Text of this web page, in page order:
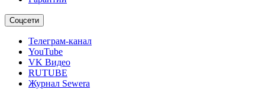
Соцсети
Телеграм-канал
YouTube
VK Видео
RUTUBE
Журнал Sewera